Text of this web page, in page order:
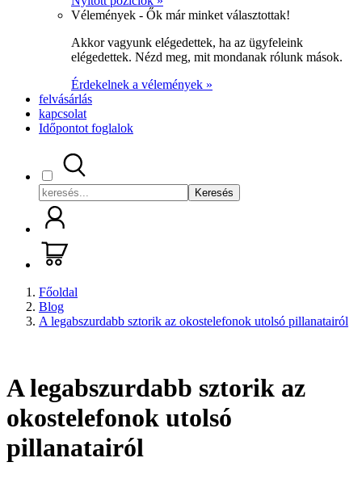
Vélemények - Ők már minket választottak!
Akkor vagyunk elégedettek, ha az ügyfeleink
elégedettek. Nézd meg, mit mondanak rólunk mások.
Érdekelnek a vélemények »
felvásárlás
kapcsolat
Időpontot foglalok
Keresés
Főoldal
Blog
A legabszurdabb sztorik az okostelefonok utolsó pillanatairól
A legabszurdabb sztorik az
okostelefonok utolsó
pillanatairól